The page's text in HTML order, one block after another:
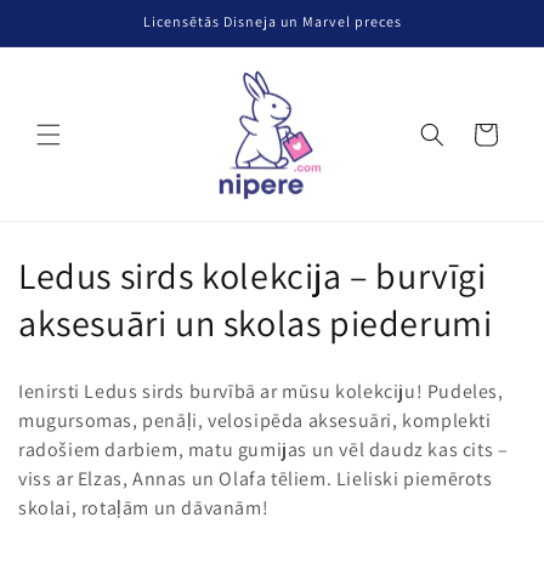
Licensētās Disneja un Marvel preces
Grozs
K
o
e
k
c
Ledus sirds kolekcija – burvīgi
aksesuāri un skolas piederumi
Ienirsti Ledus sirds burvībā ar mūsu kolekciju! Pudeles,
mugursomas, penāļi, velosipēda aksesuāri, komplekti
radošiem darbiem, matu gumijas un vēl daudz kas cits –
viss ar Elzas, Annas un Olafa tēliem. Lieliski piemērots
skolai, rotaļām un dāvanām!